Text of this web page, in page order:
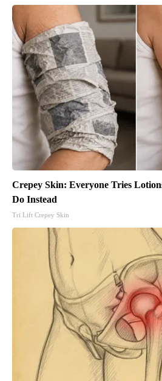
Crepey Skin: Everyone Tries
Do Instead
Tri Lift Crepey Skin